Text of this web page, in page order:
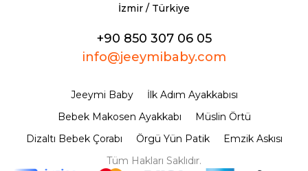
İzmir / Türkiye
+90 850 307 06 05
info@jeeymibaby.com
Jeeymi Baby
İlk Adım Ayakkabısı
Bebek Makosen Ayakkabı
Müslin Örtü
Dizaltı Bebek Çorabı
Örgü Yün Patik
Emzik Askısı
Tüm Hakları Saklıdır.